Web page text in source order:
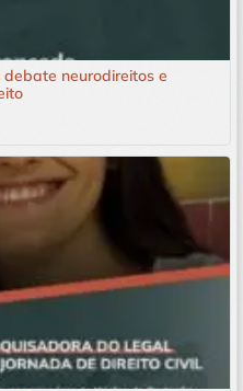
neurodireitos e